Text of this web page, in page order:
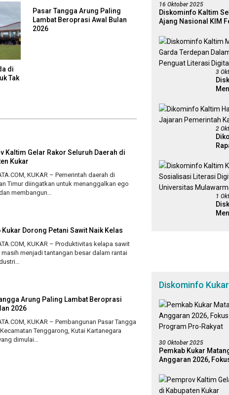
di
Tak
Pasar Tangga Arung Paling
Lambat Beroprasi Awal Bulan
2026
Kaltim Gelar Rakor Seluruh Daerah di
Kukar
KUKAR – Pemerintah daerah di
Timur diingatkan untuk menanggalkan ego
membangun…
Kukar Dorong Petani Sawit Naik Kelas
KUKAR – Produktivitas kelapa sawit
masih menjadi tantangan besar dalam rantai
Arung Paling Lambat Beroprasi
2026
KUKAR – Pembangunan Pasar Tangga
Tenggarong, Kutai Kartanegara
dimulai…
16 Oktober 2025
Diskominfo Kaltim
Ajang Nasional KIM
3
2
1
Diskominfo Kukar
30 Oktober 2025
Pemkab Kukar
Anggaran 2026,